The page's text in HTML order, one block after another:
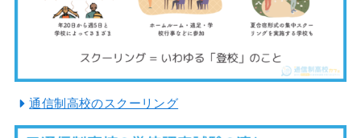
通信制高校のスクーリング